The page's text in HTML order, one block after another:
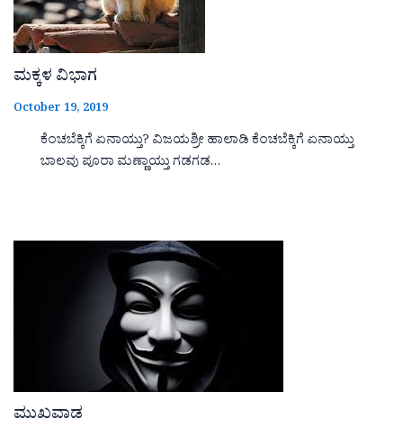
ಮಕ್ಕಳ ವಿಭಾಗ
October 19, 2019
ಕೆಂಚಬೆಕ್ಕಿಗೆ ಏನಾಯ್ತು? ವಿಜಯಶ್ರೀ ಹಾಲಾಡಿ ಕೆಂಚಬೆಕ್ಕಿಗೆ ಏನಾಯ್ತು
ಬಾಲವು ಪೂರಾ ಮಣ್ಣಾಯ್ತು ಗಡಗಡ…
ಮುಖವಾಡ